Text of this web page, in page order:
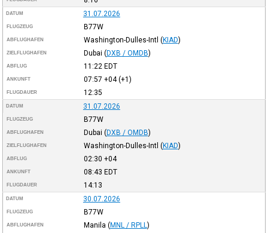
DATUM 31.07.2026
FLUGZEUG B77W
ABFLUGHAFEN Washington-Dulles-Intl (KIAD)
ZIELFLUGHAFEN Dubai (DXB / OMDB)
ABFLUG 11:22 EDT
ANKUNFT 07:57 +04(+1)
FLUGDAUER 12:35
DATUM 31.07.2026
FLUGZEUG B77W
ABFLUGHAFEN Dubai (DXB / OMDB)
ZIELFLUGHAFEN Washington-Dulles-Intl (KIAD)
ABFLUG 02:30 +04
ANKUNFT 08:43 EDT
FLUGDAUER 14:13
DATUM 30.07.2026
FLUGZEUG B77W
ABFLUGHAFEN Manila (MNL / RPLL )